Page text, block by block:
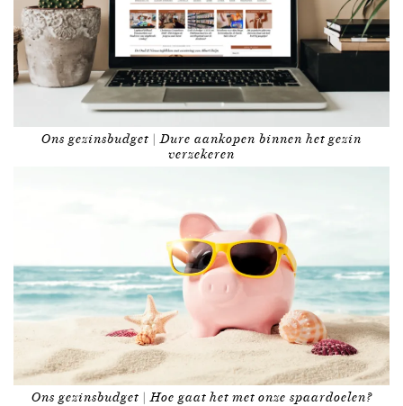
Ons gezinsbudget | Dure aankopen binnen het gezin
verzekeren
Ons gezinsbudget | Hoe gaat het met onze spaardoelen?